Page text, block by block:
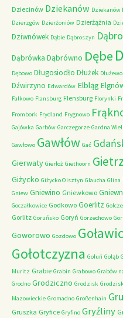
Dziecinów Dziekanów Dziekanów
Dzierzgów Dzierżoniów Dzierżążnia
Dziwnówek Dąbie Dąbroszyn
Dąbrówka Dąbrówno Dębe
Dębowo Długosiodło Dłużek Dłużewo
Dźwirzyno Edwardów Elbląg
Falkowo Flansburg Flensburg Florynki
Frombork Frydland Frygnowo
Gajówka Garbów Garczegorze Gardna
Gawłowo Gawłów Gać
Gierwaty Gierłoż Giethoorn
Giżycko Giżycko Olsztyn Glaucha Glina
Gniew Gniewino Gniewkowo
Goczałkowice Godkowo Goerlitz
Gorlitz Goruńsko Goryń Gorzechowo
Goworowo Gozdowo
Gołotczyzna Gołuń Gołąb
Muritz Grabie Grabin Grabowo Grabów
Grodno Grodziczno Grodzisk
Mazowieckie Gromadno Großenhain
Gruszka Gryfice Gryfino Gryźliny